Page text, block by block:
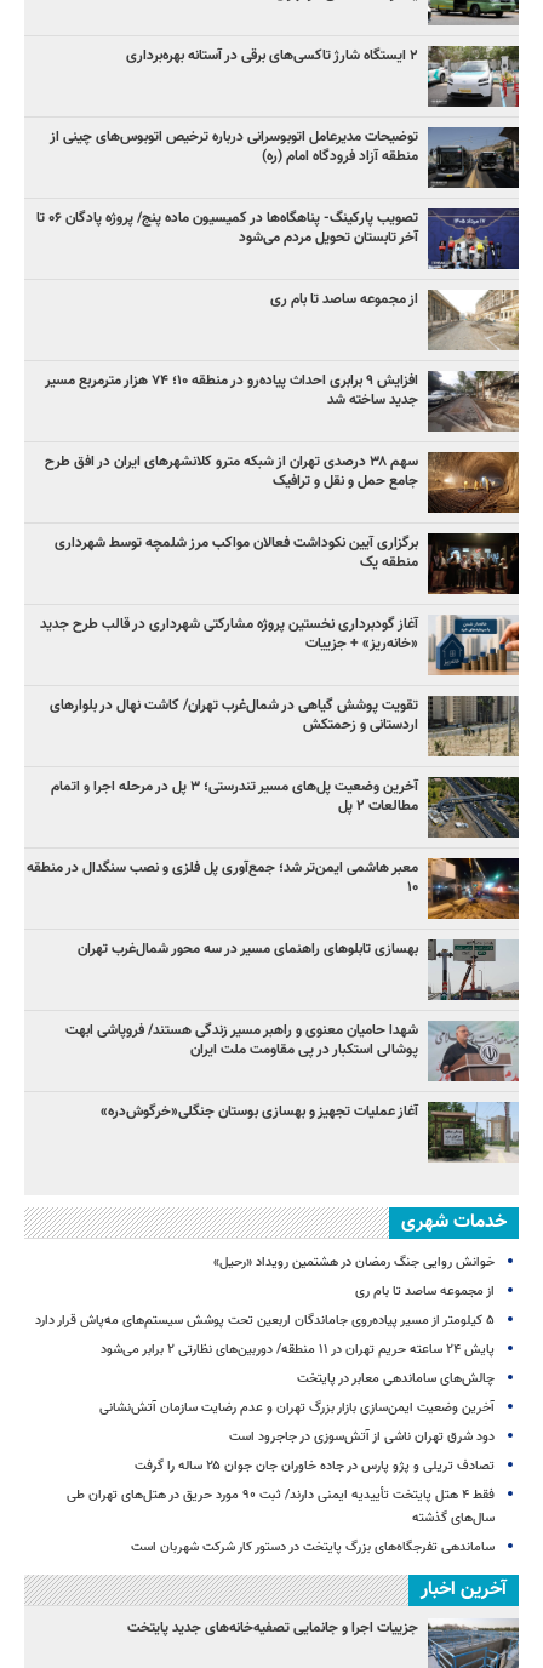
۲ ایستگاه شارژ تاکسی‌های برقی در آستانه بهره‌برداری
توضیحات مدیرعامل اتوبوسرانی درباره ترخیص اتوبوس‌های چینی از
منطقه آزاد فرودگاه امام (ره)
تصویب پارکینگ- پناهگاه‌ها در کمیسیون ماده پنج/ پروژه پادگان ۰۶ تا
آخر تابستان تحویل مردم می‌شود
از مجموعه ساصد تا بام ری
افزایش ۹ برابری احداث پیاده‌رو در منطقه ۱۰؛ ۷۴ هزار مترمربع مسیر
جدید ساخته شد
سهم ۳۸ درصدی تهران از شبکه مترو کلانشهرهای ایران در افق طرح
جامع حمل و نقل و ترافیک
برگزاری آیین نکوداشت فعالان مواکب مرز شلمچه توسط شهرداری
منطقه یک
آغاز گودبرداری نخستین پروژه مشارکتی شهرداری در قالب طرح جدید
«خانه‌ریز» + جزییات
تقویت پوشش گیاهی در شمال‌غرب تهران/ کاشت نهال در بلوارهای
اردستانی و زحمتکش
آخرین وضعیت پل‌های مسیر تندرستی؛ ۳ پل در مرحله اجرا و اتمام
مطالعات ۲ پل
معبر هاشمی ایمن‌تر شد؛ جمع‌آوری پل فلزی و نصب سنگدال در منطقه
۱۰
بهسازی تابلوهای راهنمای مسیر در سه محور شمال‌غرب تهران
شهدا حامیان معنوی و راهبر مسیر زندگی هستند/ فروپاشی ابهت
پوشالی استکبار در پی مقاومت ملت ایران
آغاز عملیات تجهیز و بهسازی بوستان جنگلی«خرگوش‌دره»
خدمات شهری
خوانش روایی جنگ رمضان در هشتمین رویداد «رحیل»
از مجموعه ساصد تا بام ری
۵ کیلومتر از مسیر پیاده‌روی جاماندگان اربعین تحت پوشش سیستم‌های مه‌پاش قرار دارد
پایش ۲۴ ساعته حریم تهران در ۱۱ منطقه/ دوربین‌های نظارتی ۲ برابر می‌شود
چالش‌های ساماندهی معابر در پایتخت
آخرین وضعیت ایمن‌سازی بازار بزرگ تهران و عدم رضایت سازمان آتش‌نشانی
دود شرق تهران ناشی از آتش‌سوزی در جاجرود است
تصادف تریلی و پژو پارس در جاده خاوران جان جوان ۲۵ ساله را گرفت
فقط ۴ هتل پایتخت تأییدیه ایمنی دارند/ ثبت ۹۰ مورد حریق در هتل‌های تهران طی
سال‌های گذشته
ساماندهی تفرجگاه‌های بزرگ پایتخت در دستور کار شرکت شهربان است
آخرین اخبار
جزییات اجرا و جانمایی تصفیه‌خانه‌های جدید پایتخت